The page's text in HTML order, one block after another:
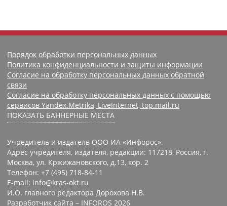
Порядок обработки персональных данных
Политика конфиденциальности и защиты информации
Согласие на обработку персональных данных обратной
связи
Согласие на обработку персональных данных с помощью
сервисов Yandex.Metrika, LiveInternet, top.mail.ru
ПОКАЗАТЬ БАННЕРНЫЕ МЕСТА
Учредитель и издатель ООО ИА «Инфорос».
Адрес учредителя, издателя, редакции: 117218, Россия, г.
Москва, ул. Кржижановского, д.13, кор. 2
Телефон: +7 (495) 718-84-11
E-mail: info@kras-okt.ru
И.О. главного редактора Дорохова Н.В.
Разработчик сайта – INFOROS 2026